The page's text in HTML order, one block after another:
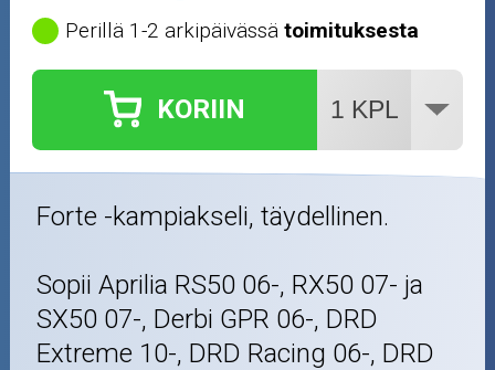
Perillä 1-2 arkipäivässätoimituksesta
KORIIN
Forte -kampiakseli, täydellinen.
Sopii Aprilia RS50 06-, RX50 07- ja
SX50 07-, Derbi GPR 06-, DRD
Extreme 10-, DRD Racing 06-, DRD